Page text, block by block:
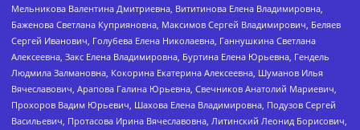
Мельникова Валентина Дмитриевна, Вититинова Елена Владимировна,
Баженова Светлана Куприяновна, Максимов Сергей Владимирович, Беляев
Сергей Иванович, Голубева Елена Николаевна, Ганнушкина Светлана
Алексеевна, Закс Елена Владимировна, Буртина Елена Юрьевна, Гендель
Людмила Залмановна, Кокорина Екатерина Алексеевна, Шуманов Илья
Вячеславович, Арапова Галина Юрьевна, Свечников Анатолий Мариевич,
Прохоров Вадим Юрьевич, Шахова Елена Владимировна, Подузов Сергей
Васильевич, Протасова Ирина Вячеславовна, Литинский Леонид Борисович,